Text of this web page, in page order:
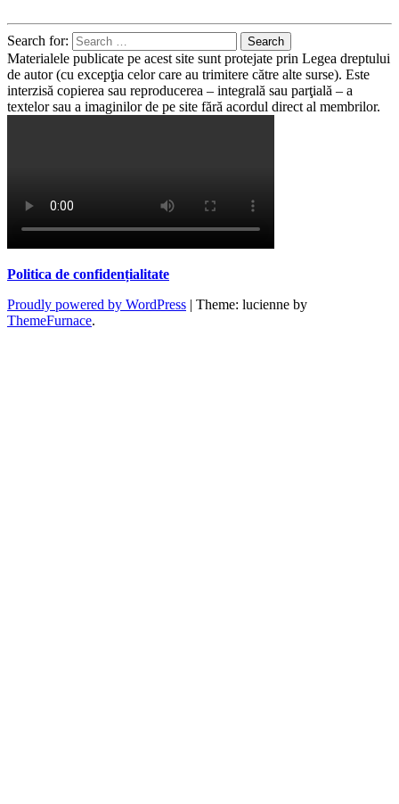
Search for:
Materialele publicate pe acest site sunt protejate prin Legea dreptului
de autor (cu excepţia celor care au trimitere către alte surse). Este
interzisă copierea sau reproducerea – integrală sau parţială – a
textelor sau a imaginilor de pe site fără acordul direct al membrilor.
Politica de confidențialitate
Proudly powered by WordPress | Theme: lucienne by
ThemeFurnace.